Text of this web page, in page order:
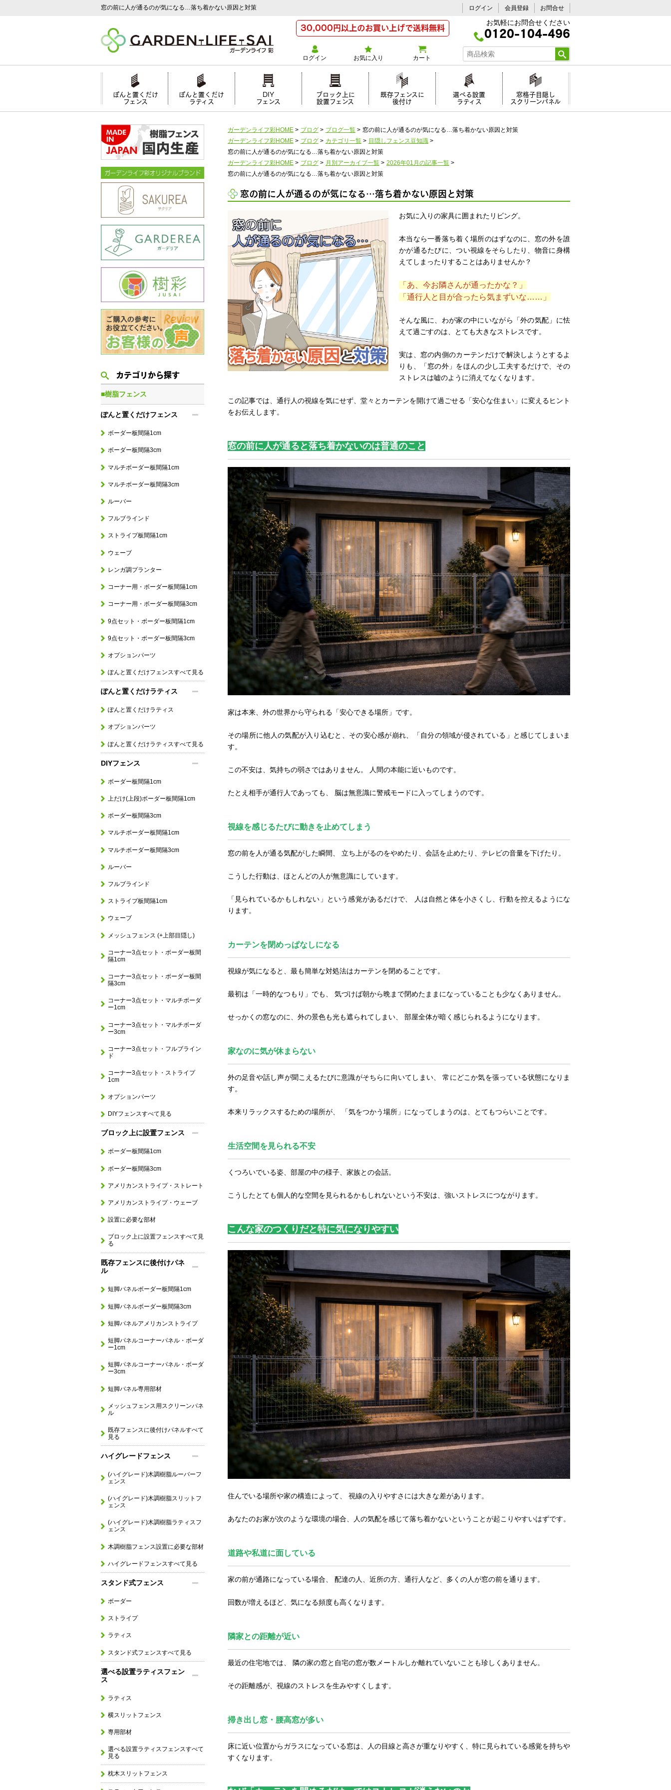
窓の前に人が通るのが気になる…落ち着かない原因と対策 ログイン 会員登録 お問合せ
30,000円以上のお買い上げで送料無料 お気軽にお問合せください
0120-104-496
ログイン お気に入り カート
ぽんと置くだけ
フェンス
ぽんと置くだけ
ラティス
DIY
フェンス
ブロック上に
設置フェンス
既存フェンスに
後付け
選べる設置
ラティス
窓格子目隠し
スクリーンパネル
カテゴリから探す
■樹脂フェンス
ぽんと置くだけフェンス
ボーダー板間隔1cm
ボーダー板間隔3cm
マルチボーダー板間隔1cm
マルチボーダー板間隔3cm
ルーバー
フルブラインド
ストライプ板間隔1cm
ウェーブ
レンガ調プランター
コーナー用・ボーダー板間隔1cm
コーナー用・ボーダー板間隔3cm
9点セット・ボーダー板間隔1cm
9点セット・ボーダー板間隔3cm
オプションパーツ
ぽんと置くだけフェンスすべて見る
ぽんと置くだけラティス
ぽんと置くだけラティス
オプションパーツ
ぽんと置くだけラティスすべて見る
DIYフェンス
ボーダー板間隔1cm
上だけ(上段)ボーダー板間隔1cm
ボーダー板間隔3cm
マルチボーダー板間隔1cm
マルチボーダー板間隔3cm
ルーバー
フルブラインド
ストライプ板間隔1cm
ウェーブ
メッシュフェンス (+上部目隠し)
コーナー3点セット・ボーダー板間
隔1cm
コーナー3点セット・ボーダー板間
隔3cm
コーナー3点セット・マルチボーダ
ー1cm
コーナー3点セット・マルチボーダ
ー3cm
コーナー3点セット・フルブライン
ド
コーナー3点セット・ストライプ
1cm
オプションパーツ
DIYフェンスすべて見る
ブロック上に設置フェンス
ボーダー板間隔1cm
ボーダー板間隔3cm
アメリカンストライプ・ストレート
アメリカンストライプ・ウェーブ
設置に必要な部材
ブロック上に設置フェンスすべて見
る
既存フェンスに後付けパネ
ル
短脚パネルボーダー板間隔1cm
短脚パネルボーダー板間隔3cm
短脚パネルアメリカンストライプ
短脚パネルコーナーパネル・ボーダ
ー1cm
短脚パネルコーナーパネル・ボーダ
ー3cm
短脚パネル専用部材
メッシュフェンス用スクリーンパネ
ル
既存フェンスに後付けパネルすべて
見る
ハイグレードフェンス
(ハイグレード)木調樹脂ルーバーフ
ェンス
(ハイグレード)木調樹脂スリットフ
ェンス
(ハイグレード)木調樹脂ラティスフ
ェンス
木調樹脂フェンス設置に必要な部材
ハイグレードフェンスすべて見る
スタンド式フェンス
ボーダー
ストライプ
ラティス
スタンド式フェンスすべて見る
選べる設置ラティスフェン
ス
ラティス
横スリットフェンス
専用部材
選べる設置ラティスフェンスすべて
見る
枕木スリットフェンス
ガーデンライフ彩HOME > ブログ > ブログ一覧 > 窓の前に人が通るのが気になる…落ち着かない原因と対策
ガーデンライフ彩HOME > ブログ > カテゴリ一覧 > 目隠しフェンス豆知識 >
窓の前に人が通るのが気になる…落ち着かない原因と対策
ガーデンライフ彩HOME > ブログ > 月別アーカイブ一覧 > 2026年01月の記事一覧 >
窓の前に人が通るのが気になる…落ち着かない原因と対策
窓の前に人が通るのが気になる…落ち着かない原因と対策
お気に入りの家具に囲まれたリビング。
本当なら一番落ち着く場所のはずなのに、窓の外を誰
かが通るたびに、つい視線をそらしたり、物音に身構
えてしまったりすることはありませんか？
「あ、今お隣さんが通ったかな？」
「通行人と目が合ったら気まずいな……」
そんな風に、わが家の中にいながら「外の気配」に怯
えて過ごすのは、とても大きなストレスです。
実は、窓の内側のカーテンだけで解決しようとするよ
りも、「窓の外」をほんの少し工夫するだけで、その
ストレスは嘘のように消えてなくなります。
この記事では、通行人の視線を気にせず、堂々とカーテンを開けて過ごせる「安心な住まい」に変えるヒント
をお伝えします。
窓の前に人が通ると落ち着かないのは普通のこと
家は本来、外の世界から守られる「安心できる場所」です。
その場所に他人の気配が入り込むと、その安心感が崩れ、「自分の領域が侵されている」と感じてしまいま
す。
この不安は、気持ちの弱さではありません。 人間の本能に近いものです。
たとえ相手が通行人であっても、 脳は無意識に警戒モードに入ってしまうのです。
視線を感じるたびに動きを止めてしまう
窓の前を人が通る気配がした瞬間、 立ち上がるのをやめたり、会話を止めたり、テレビの音量を下げたり。
こうした行動は、ほとんどの人が無意識にしています。
「見られているかもしれない」という感覚があるだけで、 人は自然と体を小さくし、行動を控えるようにな
ります。
カーテンを閉めっぱなしになる
視線が気になると、最も簡単な対処法はカーテンを閉めることです。
最初は「一時的なつもり」でも、 気づけば朝から晩まで閉めたままになっていることも少なくありません。
せっかくの窓なのに、外の景色も光も遮られてしまい、 部屋全体が暗く感じられるようになります。
家なのに気が休まらない
外の足音や話し声が聞こえるたびに意識がそちらに向いてしまい、 常にどこか気を張っている状態になりま
す。
本来リラックスするための場所が、 「気をつかう場所」になってしまうのは、とてもつらいことです。
生活空間を見られる不安
くつろいでいる姿、部屋の中の様子、家族との会話。
こうしたとても個人的な空間を見られるかもしれないという不安は、強いストレスにつながります。
こんな家のつくりだと特に気になりやすい
住んでいる場所や家の構造によって、 視線の入りやすさには大きな差があります。
あなたのお家が次のような環境の場合、人の気配を感じて落ち着かないということが起こりやすいはずです。
道路や私道に面している
家の前が通路になっている場合、 配達の人、近所の方、通行人など、多くの人が窓の前を通ります。
回数が増えるほど、気になる頻度も高くなります。
隣家との距離が近い
最近の住宅地では、 隣の家の窓と自宅の窓が数メートルしか離れていないことも珍しくありません。
その距離感が、視線のストレスを生みやすくします。
掃き出し窓・腰高窓が多い
床に近い位置からガラスになっている窓は、人の目線と高さが重なりやすく、特に見られている感覚を持ちや
すくなります。